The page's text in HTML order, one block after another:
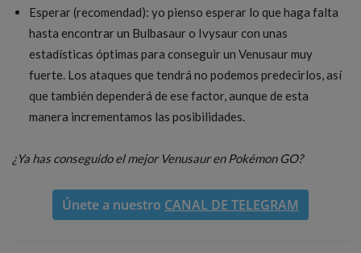
Esperar (recomendad): yo pienso esperar lo que haga falta
hasta encontrar un Bulbasaur o Ivysaur con unas
estadísticas óptimas para conseguir un Venusaur muy
fuerte. Los ataques que tendrá no podemos predecirlos, así
que también dependerá de ese factor, aunque de esta
manera incrementamos las posibilidades.
¿Ya has conseguido el mejor Venusaur en Pokémon GO?
Únete a nuestro CANAL DE TELEGRAM